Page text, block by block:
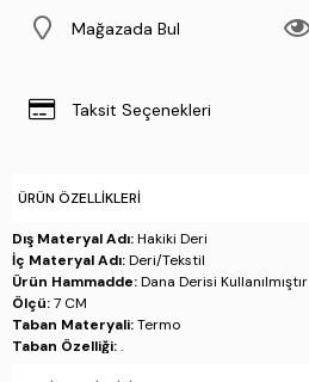
Mağazada Bul
Taksit Seçenekleri
ÜRÜN ÖZELLIKLERI
Dış Materyal Adı:Hakiki Deri
İç Materyal Adı:Deri/Tekstil
Ürün Hammadde:Dana Derisi Kullanılmıştır
Ölçü:7 CM
Taban Materyali:Termo
Taban Özelliği:.